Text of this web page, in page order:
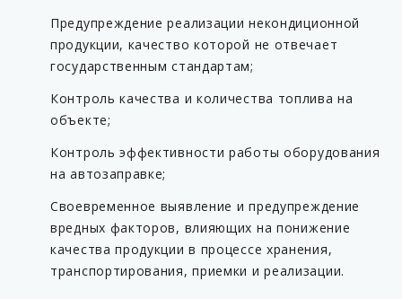
Предупреждение реализации некондиционной
продукции, качество которой не отвечает
государственным стандартам;
Контроль качества и количества топлива на
объекте;
Контроль эффективности работы оборудования
на автозаправке;
Своевременное выявление и предупреждение
вредных факторов, влияющих на понижение
качества продукции в процессе хранения,
транспортирования, приемки и реализации.